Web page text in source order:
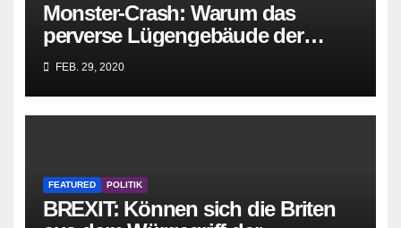
Monster-Crash: Warum das
perverse Lügengebäude der
Sozialisten in sich
zusammenbricht!
FEB. 29, 2020
FEATURED POLITIK
BREXIT: Können sich die Briten